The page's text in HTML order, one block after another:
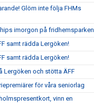
Glöm inte följa FHMs
imorgon på fridhemsparken
samt rädda Lergöken!
samt rädda Lergöken!
Lergöken och stötta ÄFF
för våra seniorlag
vinn en